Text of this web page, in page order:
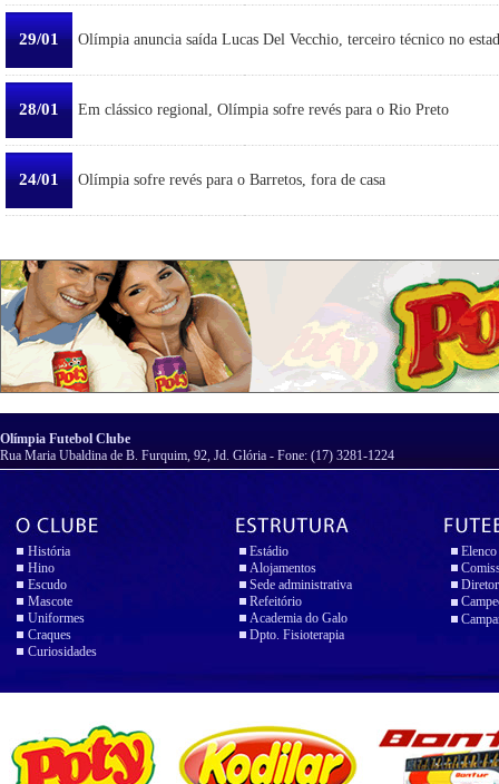
29/01 Olímpia anuncia saída Lucas Del Vecchio, terceiro técnico no
28/01 Em clássico regional, Olímpia sofre revés para o Rio Preto
24/01 Olímpia sofre revés para o Barretos, fora de casa
Olímpia Futebol Clube
Rua Maria Ubaldina de B. Furquim, 92, Jd. Glória - Fone: (17) 3281-1224
História
Hino
Escudo
Mascote
Uniformes
Craques
Curiosidades
Estádio
Alojamentos
Sede administrativa
Refeitório
Academia do Galo
Dpto. Fisioterapia
Elenco